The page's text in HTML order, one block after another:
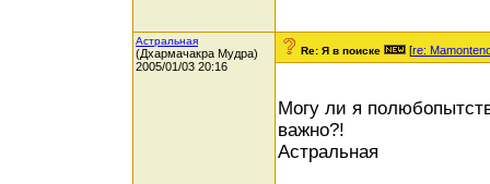
Астральная
(Дхармачакра Мудра)
2005/01/03 20:16
Re: Я в поиске [re:
Могу ли я
важно?!
Астральная